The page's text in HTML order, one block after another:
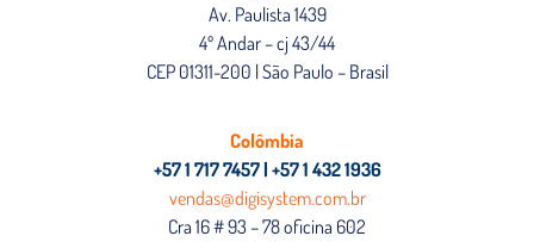
Av. Paulista 1439
4º Andar – cj 43/44
CEP 01311-200 | São Paulo – Brasil
Colômbia
+57 1 717 7457 | +57 1 432 1936
vendas@digisystem.com.br
Cra 16 # 93 – 78 oficina 602